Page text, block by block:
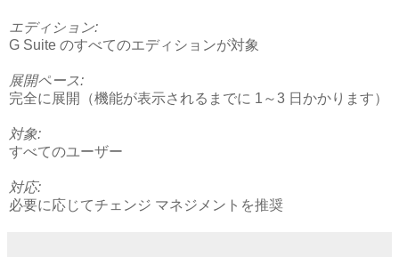
エディション:
G Suite のすべてのエディションが対象
展開ペース:
完全に展開（機能が表示されるまでに 1～3 日かかります）
対象:
すべてのユーザー
対応:
必要に応じてチェンジ マネジメントを推奨